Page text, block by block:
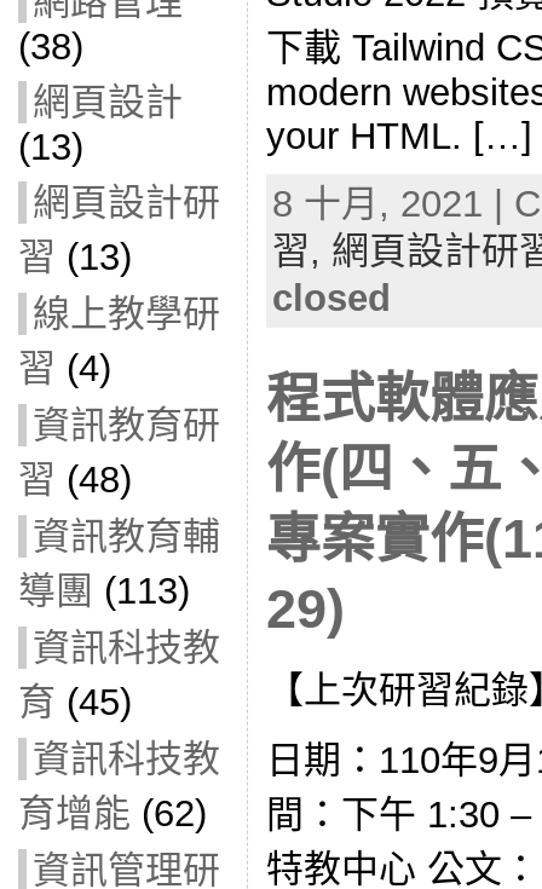
(38)
網頁設計
(13)
網頁設計研
習 (13)
線上教學研
習 (4)
資訊教育研
習 (48)
資訊教育輔
導團 (113)
資訊科技教
育 (45)
資訊科技教
育增能 (62)
資訊管理研
下載 Tailwind
modern
your HTML. […]
8 十月, 2021 |
習, 網頁設計研
closed
程式軟體
作(四、五
專案實作
29)
【上次研習紀錄
日期：110年9
間：下午 1:30
特教中心 公文